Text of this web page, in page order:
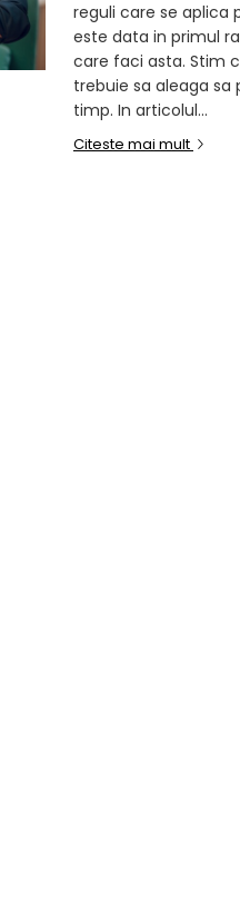
reguli care se aplica
este data in primul
care faci asta. Stim
trebuie sa aleaga sa
timp. In articolul...
Citeste mai mult